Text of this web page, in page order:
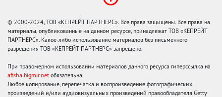
© 2000-2024, ТОВ «КЕПРЕЙТ ПАРТНЕРС». Все права защищены. Все права на
материалы, опубликованные на данном ресурсе, принадлежат ТОВ «КЕПРЕЙТ
ПАРТНЕРС». Какое-либо использование материалов без письменного
разрешения ТОВ «КЕПРЕЙТ ПАРТНЕРС» запрещено.
При правомерном использовании материалов данного ресурса гиперссылка на
afisha.bigmir.net обязательна.
Любое копирование, перепечатка и воспроизведение фотографических
произведений и/или аудиовизуальных произведений правообладателя Getty